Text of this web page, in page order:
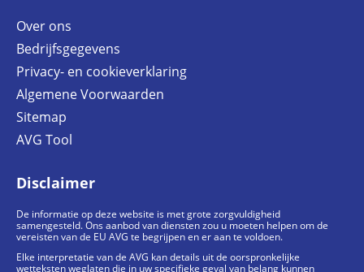
Over ons
Bedrijfsgegevens
Privacy- en cookieverklaring
Algemene Voorwaarden
Sitemap
AVG Tool
Disclaimer
De informatie op deze website is met grote zorgvuldigheid
samengesteld. Ons aanbod van diensten zou u moeten helpen om de
vereisten van de EU AVG te begrijpen en er aan te voldoen.
Elke interpretatie van de AVG kan details uit de oorspronkelijke
wetteksten weglaten die in uw specifieke geval van belang kunnen